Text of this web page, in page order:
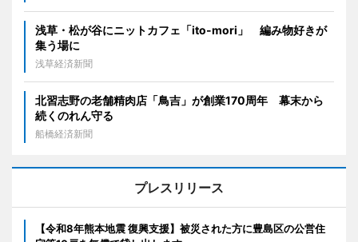
浅草・松が谷にニットカフェ「ito-mori」 編み物好きが
集う場に
浅草経済新聞
北習志野の老舗精肉店「鳥吉」が創業170周年 幕末から
続くのれん守る
船橋経済新聞
プレスリリース
【令和8年熊本地震 復興支援】被災された方に豊島区の公営住